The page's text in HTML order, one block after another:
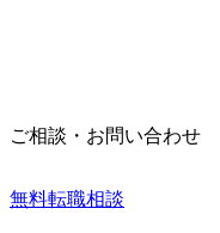
ご相談・お問い合わせ
無料転職相談